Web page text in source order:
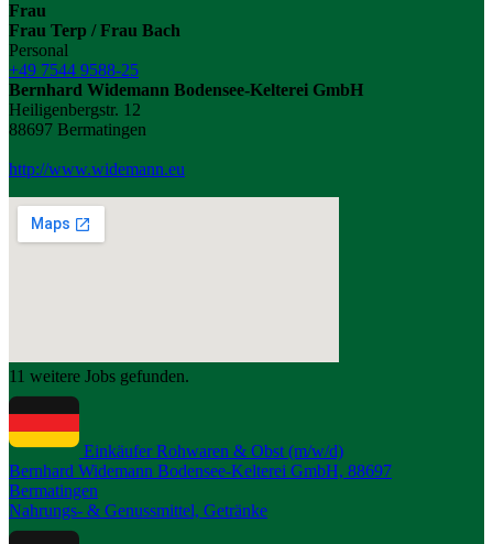
Frau
Frau Terp / Frau Bach
Personal
+49 7544 9588-25
Bernhard Widemann Bodensee-Kelterei GmbH
Heiligenbergstr. 12
88697 Bermatingen
http://www.widemann.eu
11 weitere Jobs gefunden.
Einkäufer Rohwaren & Obst (m/w/d)
Bernhard Widemann Bodensee-Kelterei GmbH, 88697
Bermatingen
Nahrungs- & Genussmittel, Getränke